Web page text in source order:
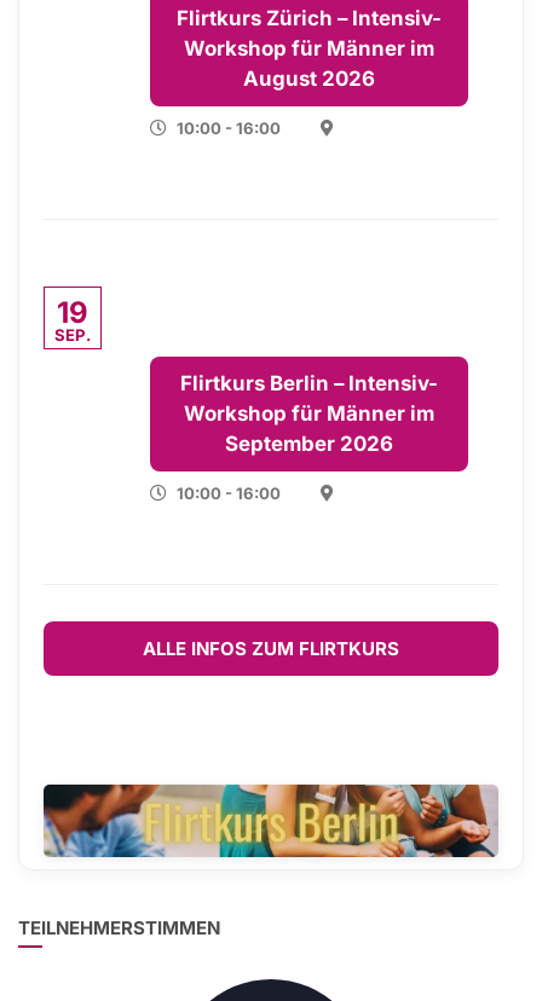
Flirtkurs Zürich – Intensiv-
Workshop für Männer im
August 2026
10:00 - 16:00
19
SEP.
Flirtkurs Berlin – Intensiv-
Workshop für Männer im
September 2026
10:00 - 16:00
ALLE INFOS ZUM FLIRTKURS
TEILNEHMERSTIMMEN